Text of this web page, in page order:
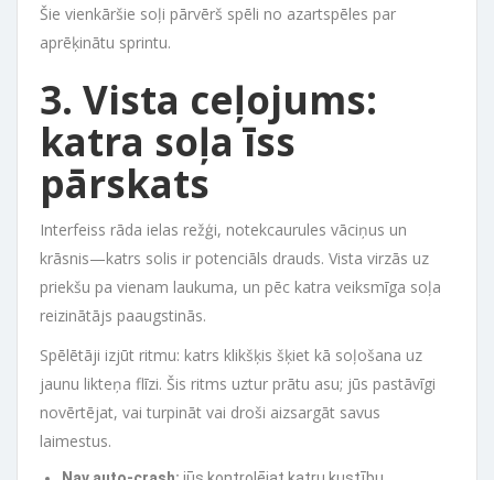
Šie vienkāršie soļi pārvērš spēli no azartspēles par
aprēķinātu sprintu.
3. Vista ceļojums:
katra soļa īss
pārskats
Interfeiss rāda ielas režģi, notekcaurules vāciņus un
krāsnis—katrs solis ir potenciāls drauds. Vista virzās uz
priekšu pa vienam laukuma, un pēc katra veiksmīga soļa
reizinātājs paaugstinās.
Spēlētāji izjūt ritmu: katrs klikšķis šķiet kā soļošana uz
jaunu likteņa flīzi. Šis ritms uztur prātu asu; jūs pastāvīgi
novērtējat, vai turpināt vai droši aizsargāt savus
laimestus.